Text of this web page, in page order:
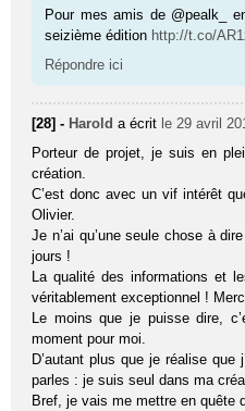
Pour mes amis de @pealk_
seizième édition http://t.co/
Répondre ici
[28] - Harold a écrit le 29 avril
Porteur de projet, je suis en
création.
C’est donc avec un vif intérêt
Olivier.
Je n’ai qu’une seule chose à
jours !
La qualité des informations et
véritablement exceptionnel !
Le moins que je puisse dire,
moment pour moi.
D’autant plus que je réalise
parles : je suis seul dans ma
Bref, je vais me mettre en quête